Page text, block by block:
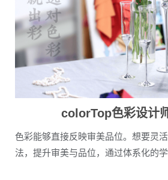
colorTop色彩设计
色彩能够直接反映审美品位。想要灵
法，提升审美与品位，通过体系化的学